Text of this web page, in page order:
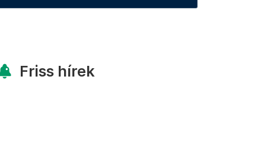
Friss hírek